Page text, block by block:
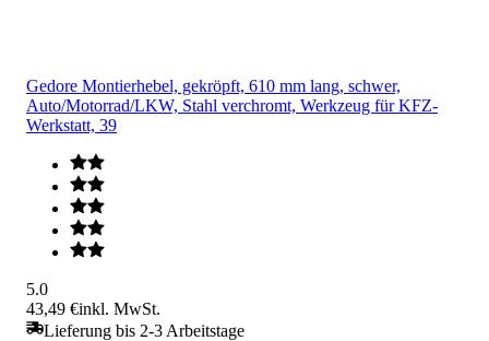
Gedore Montierhebel, gekröpft, 610 mm lang, schwer,
Auto/Motorrad/LKW, Stahl verchromt, Werkzeug für KFZ-
Werkstatt, 39
5.0
43,49 €inkl. MwSt.
Lieferung bis 2-3 Arbeitstage